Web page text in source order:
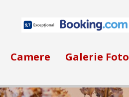
Camere Galerie Foto